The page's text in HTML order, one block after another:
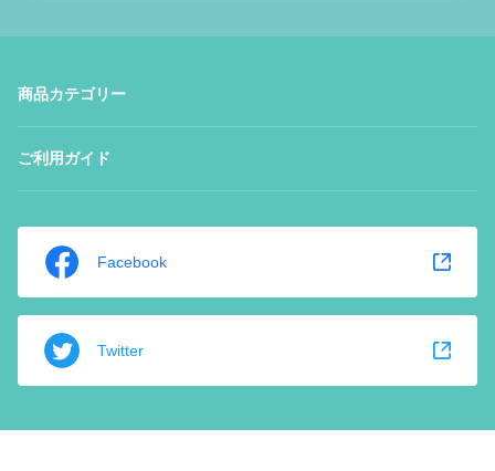
商品カテゴリー
ご利用ガイド
Facebook
Twitter